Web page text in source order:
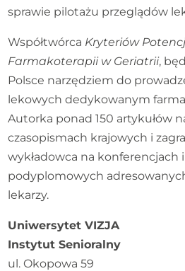
sprawie pilotażu przeglądów
Współtwórca Kryteriów
Farmakoterapii w Geriatrii,
Polsce narzędziem do
lekowych dedykowanym
Autorka ponad 150 artykułów
czasopismach krajowych i
wykładowca na konferencjach
podyplomowych
lekarzy.
Uniwersytet VIZJA
Instytut Senioralny
ul. Okopowa 59